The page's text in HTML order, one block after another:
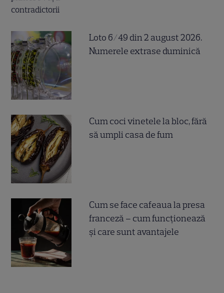
Loto 6/49 din 2 august 2026.
Numerele extrase duminică
Cum coci vinetele la bloc, fără
să umpli casa de fum
Cum se face cafeaua la presa
franceză – cum funcționează
și care sunt avantajele